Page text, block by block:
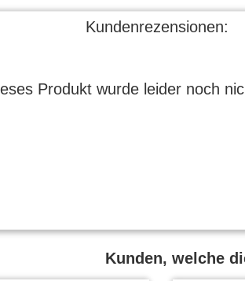
Kundenrezensionen:
Produkt wurde leider noch
Kunden, welche